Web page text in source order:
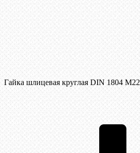
Гайка шлицевая круглая DIN 1804